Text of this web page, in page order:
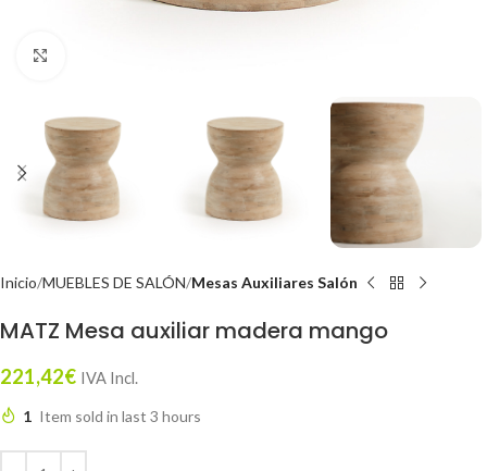
Inicio MUEBLES DE SALÓN Mesas Auxiliares Salón
MATZ Mesa auxiliar madera mango
221,42€ IVA Incl.
1 Item sold in last 3 hours